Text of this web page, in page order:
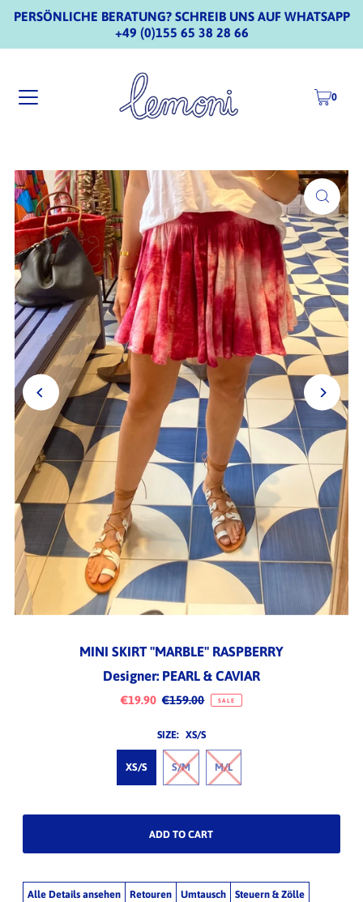
PERSÖNLICHE BERATUNG? SCHREIB UNS AUF WHATSAPP
+49 (0)155 65 38 28 66
0
MINI SKIRT "MARBLE" RASPBERRY
Designer: PEARL & CAVIAR
€19.90 €159.00 SALE
SIZE: XS/S
XS/S S/M M/L
Alle Details ansehen Retouren Umtausch Steuern & Zölle